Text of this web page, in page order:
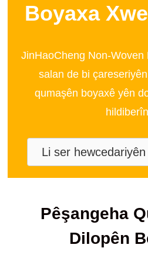
Boyaxa
JinHaoCheng Non-
salan de bi
qumaşên boyaxê yên
Li ser
Pêşangeha
Dilopên